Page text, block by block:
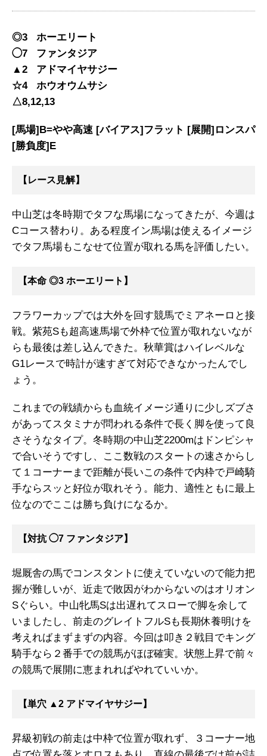
◎3 ホーエリート
◯7 ファンタジア
▲2 アドマイヤサジー
☆4 ホウオウムサシ
△8,12,13
[馬場]B=やや高速 [バイアス]フラット [展開]ロンスパ
[勝負度]E
【レース見解】
中山芝は冬時期でタフな馬場になってきたが、今週は
Cコース替わり。ある程度イン馬場は使えるイメージ
でタフ馬場もこなせて位置が取れる馬を評価したい。
【本命 ◎3 ホーエリート】
フラワーカップでは大外を回す競馬でミアネーロと接
戦。紫苑Sも超高速馬場で外枠で位置が取れないなが
らも最後は差し込んできた。秋華賞はハイレベルな
G1レースで時計が速すぎて対応できなかったんでし
ょう。
これまでの戦績からも血統イメージ通りに少しズブさ
があってスタミナが問われる条件で長く脚を使って良
さそうなタイプ。冬時期の中山芝2200mはドンピシャ
で合いそうですし、ここ数戦のスタートの速さからし
て１コーナーまで距離が長いこの条件で内枠で戸崎騎
手ならスッと好位が取れそう。能力、適性ともに最上
位なのでここは勝ち負けになるか。
【対抗 ◯7 ファンタジア】
堀厩舎の馬でコンスタントに使えていないので能力把
握が難しいが、近走で敗因がわからないのはオリオン
Sぐらい。中山牝馬Sは出遅れてスローで脚を余して
いましたし、前走のグレイトフルSも長期休養明けを
考えればまずまずの内容。今回は叩き２戦目でキング
騎手なら２番手での競馬がほぼ確実。状態上昇で前々
の競馬で展開に恵まれればやれていいか。
【単穴 ▲2 アドマイヤサジー】
昇級初戦の前走は中枠で位置が取れず、３コーナー地